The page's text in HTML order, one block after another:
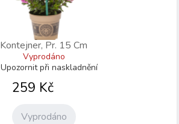
Kontejner, Pr. 15 Cm
Vyprodáno
259 Kč
Vyprodáno